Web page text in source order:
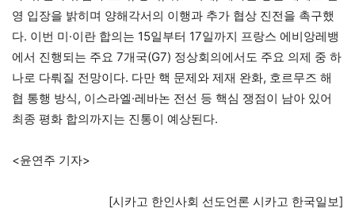
영 입장을 밝히며 양해각서의 이행과 추가 협상 진전을 촉구했
다. 이번 미·이란 합의는 15일부터 17일까지 프랑스 에비앙레뱅
에서 진행되는 주요 7개국(G7) 정상회의에서도 주요 의제 중 하
나로 다뤄질 전망이다. 다만 핵 문제와 제재 완화, 호르무즈 해
협 통행 방식, 이스라엘·레바논 전선 등 핵심 쟁점이 남아 있어
최종 평화 합의까지는 진통이 예상된다.
<윤연주 기자>
[시카고 한인사회 선도언론 시카고 한국일보]